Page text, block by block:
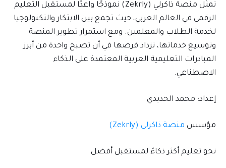
تمثل منصة ذاكرلي (Zekrly) نموذجًا واعدًا لمستقبل التعليم
الرقمي في العالم العربي، حيث تجمع بين الابتكار والتكنولوجيا
لخدمة الطلاب والمعلمين. ومع استمرار تطوير المنصة
وتوسيع خدماتها، تزداد فرصها في أن تصبح واحدة من أبرز
المبادرات التعليمية العربية المعتمدة على الذكاء
الاصطناعي.
إعداد: محمد الحديدي
مؤسس منصة ذاكرلي (Zekrly)
نحو تعليم أكثر ذكاءً لمستقبل أفضل